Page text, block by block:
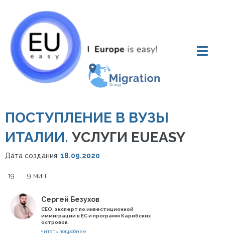
ПОСТУПЛЕНИЕ В ВУЗЫ
ИТАЛИИ. УСЛУГИ EUEASY
Дата создания: 18.09.2020
19 9 мин
Сергей Безухов
СЕО, эксперт по инвестиционной
иммиграции в ЕС и программ Карибских
островов
читать подробнее